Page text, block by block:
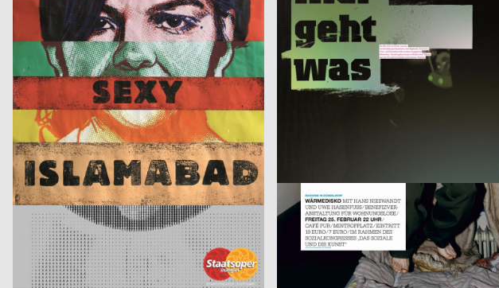
Fons Hickmann m23 D
2005
sequence
Lear
lollekundbollek.de D
Total Recall 2006
GONDOR Kommunikationsdesign
Rupprecht Geiger – Magie der Farbe
2xGoldstein
New Orleans
dreizueins architekturdesigngrafik für Group.IE D
2005
Nur Geduld
Franziska Schaum D
www.schaum.tv
Livius F. Dietzel D
2006
Die Dreigroschenoper
Young & Rubicam GmbH & Co. KG D